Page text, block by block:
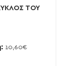
ΤΟΥ
10,60€